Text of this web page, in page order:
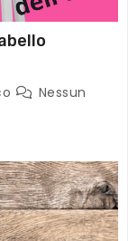
Nessun